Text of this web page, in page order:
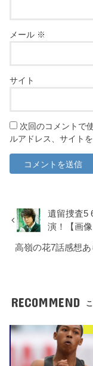
メール ※
サイト
次回のコメントで
ルアドレス、サイトを
遺留捜査5
演！【画像
高嶺の花7話感想
RECOMMEND